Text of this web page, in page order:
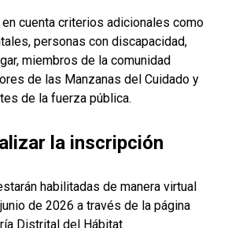
cuenta criterios adicionales como
personas con discapacidad,
miembros de la comunidad
de las Manzanas del Cuidado y
de la fuerza pública.
la inscripción
habilitadas de manera virtual
de 2026 a través de la página
Distrital del Hábitat.